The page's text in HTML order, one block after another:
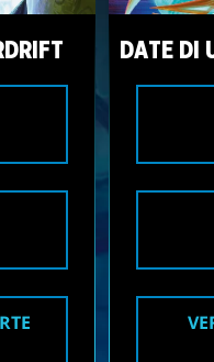
DATE DI